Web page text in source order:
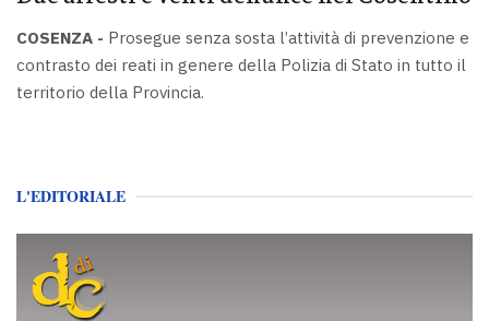
COSENZA - Prosegue senza sosta l’attività di prevenzione e
contrasto dei reati in genere della Polizia di Stato in tutto il
territorio della Provincia.
L'EDITORIALE